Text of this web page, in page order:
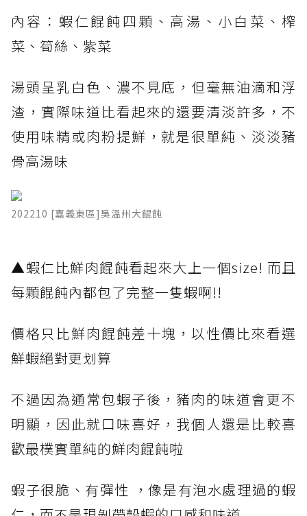
內容：蝦仁餛飩四顆、高湯、小白菜、榨
菜、筍絲、紫菜
湯頭呈乳白色、濃不見底，但毫無油滴和浮
渣，實際味道比看起來的還要清淡許多，不
使用味精或肉粉提鮮，就是很單純、淡淡豬
骨高湯味
202210 [嘉義東區]吳溫州大餛飩
​▲蝦仁比鮮肉餛飩看起來大上一個size! 而且
每顆餛飩內都包了完整一隻蝦啊!!
價格只比鮮肉餛飩差十塊，以性價比來看選
鮮蝦絕對更划算
不過因為通常包蝦子後，豬肉的味道會更不
明顯，因此就口味喜好，我個人還是比較喜
歡最樸實單純的鮮肉餛飩啦
蝦子很脆、有彈性 ，像是有泡水處理過的蝦